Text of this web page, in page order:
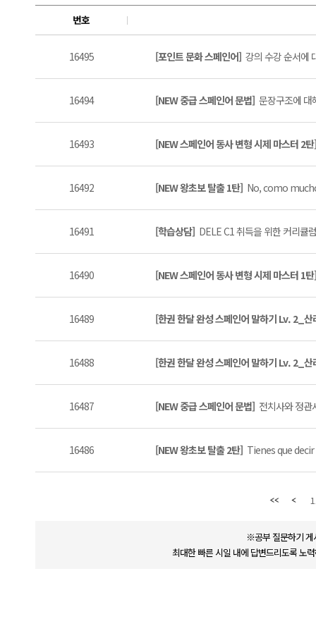
번호
16495 [포인트 문화 스페인어] 강의 수강 순서에
16494 [NEW 중급 스페인어 문법] 문장구조에 대
16493 [NEW 스페인어 동사 변형 시제 마스터 2
16492 [NEW 왕초보 탈출 1탄] No, como
16491 [학습상담] DELE C1 취득을 위한 커리큘
16490 [NEW 스페인어 동사 변형 시제 마스터 1
16489 [한권 한달 완성 스페인어 말하기 Lv. 2_
16488 [한권 한달 완성 스페인어 말하기 Lv. 2_
16487 [NEW 중급 스페인어 문법] 전치사와 정관
16486 [NEW 왕초보 탈출 2탄] Tienes que
※공부 질문하기 게
최대한 빠른 시일 내에 답변드리도록 노